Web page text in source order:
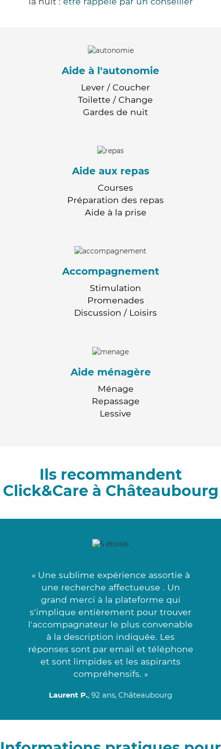
Aide à l'autonomie
Lever / Coucher
Toilette / Change
Gardes de nuit
Aide aux repas
Courses
Préparation des repas
Aide à la prise
Accompagnement
Stimulation
Promenades
Discussion / Loisirs
Aide ménagère
Ménage
Repassage
Lessive
Ils recommandent
Click&Care à Châteaubourg
« Une sublime expérience assortie à
une recherche affectueuse . Un
grand merci à la plateforme qui
s'implique entièrement pour trouver
l'accompagnateur le plus convenable
à la description indiquée. Les
réponses sont par email et téléphone
et sont limpides et les aspirants
compréhensifs. »
Laurent P., 92 ans, Châteaubourg